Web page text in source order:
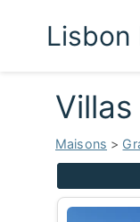
Lisbon
Maisons >